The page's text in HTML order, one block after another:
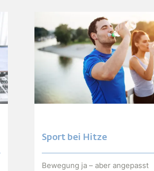
Sport bei Hitze
Bewegung ja – aber angepasst